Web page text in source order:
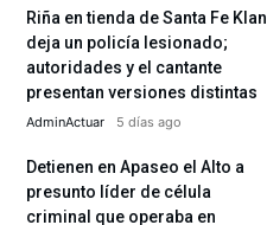
Riña en tienda de Santa Fe Klan
deja un policía lesionado;
autoridades y el cantante
presentan versiones distintas
AdminActuar 5 días ago
Detienen en Apaseo el Alto a
presunto líder de célula
criminal que operaba en